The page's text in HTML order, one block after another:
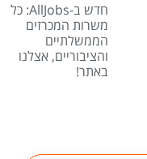
חדש ב-AllJobs: כל
משרות המכרזים
הממשלתיים
והציבוריים, אצלנו
באתר!